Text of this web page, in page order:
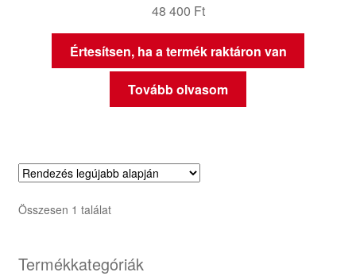
48 400 Ft
Értesítsen, ha a termék raktáron van
Tovább olvasom
Összesen 1 találat
Termékkategóriák